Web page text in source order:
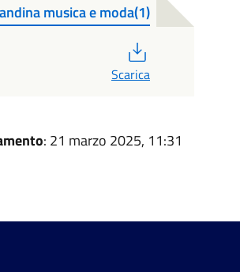
musica e moda(1)
Scarica
: 21 marzo 2025, 11:31